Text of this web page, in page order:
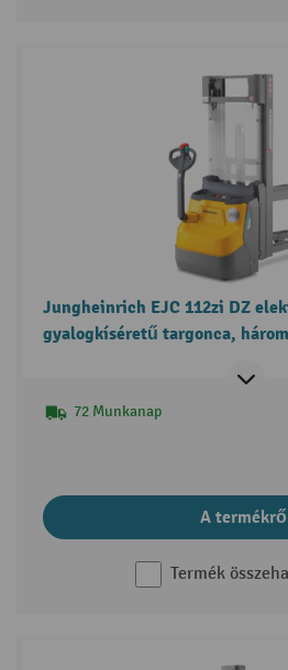
Jungheinrich EJC 112zi DZ
gyalogkíséretű targonca,
72 Munkanap
A
Termék